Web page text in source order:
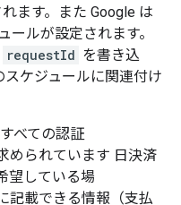
ます。また Google は
ールが設定されます。
requestId を書き込
スケジュールに関連付け
べての認証
められています 日決済
望している場
記載できる情報（支払